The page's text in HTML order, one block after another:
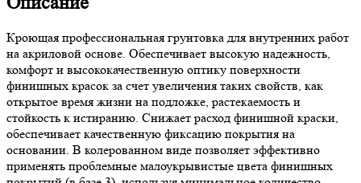
Кроющая профессиональная грунтовка для внутренних работ
на акриловой основе. Обеспечивает высокую надежность,
комфорт и высококачественную оптику поверхности
финишных красок за счет увеличения таких свойств, как
открытое время жизни на подложке, растекаемость и
стойкость к истиранию. Снижает расход финишной краски,
обеспечивает качественную фиксацию покрытия на
основании. В колерованном виде позволяет эффективно
применять проблемные малоукрывистые цвета финишных